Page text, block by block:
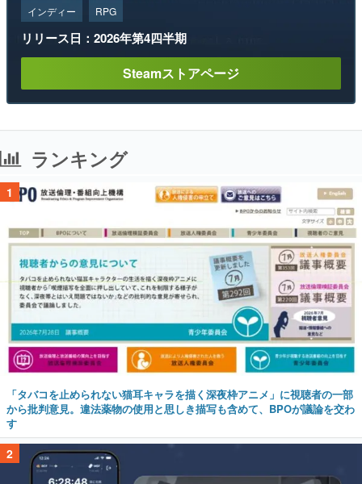
インディー RPG
リリース日：2026年第4四半期
Steamストアページ
ランキング
1
「タバコを止められない猫耳キャラを描く深夜枠アニメ」に視聴者の一部
から批判意見。違法薬物の使用と思しき描写も含めて、BPOが議論を交わ
す
2